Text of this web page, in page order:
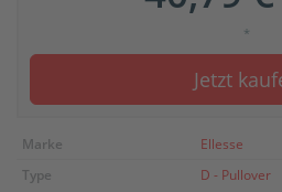
*
Jetzt
Marke
Ellesse
Type
D - Pullover